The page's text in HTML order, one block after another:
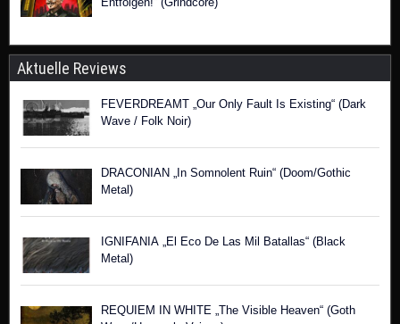
Aktuelle Reviews
FEVERDREAMT „Our Only Fault Is Existing“ (Dark
Wave / Folk Noir)
DRACONIAN „In Somnolent Ruin“ (Doom/Gothic
Metal)
IGNIFANIA „El Eco De Las Mil Batallas“ (Black
Metal)
REQUIEM IN WHITE „The Visible Heaven“ (Goth